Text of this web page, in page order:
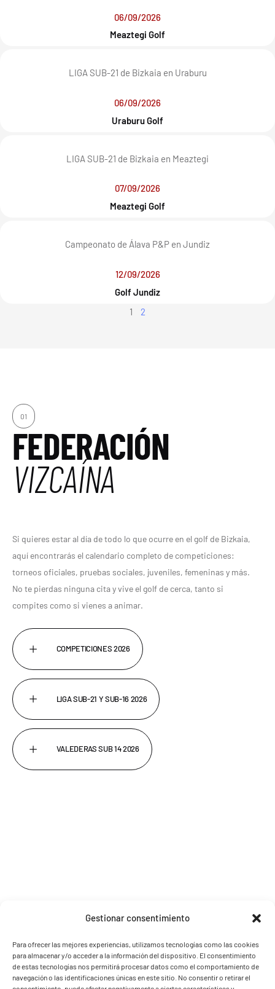
Gestionar consentimiento
Para ofrecer las mejores experiencias, utilizamos tecnologías como las cookies
para almacenar y/o acceder a la información del dispositivo. El consentimiento
de estas tecnologías nos permitirá procesar datos como el comportamiento de
navegación o las identificaciones únicas en este sitio. No consentir o retirar el
06/09/2026
Meaztegi Golf
LIGA SUB-21 de Bizkaia en Uraburu
06/09/2026
Uraburu Golf
LIGA SUB-21 de Bizkaia en Meaztegi
07/09/2026
Meaztegi Golf
Campeonato de Álava P&P en Jundiz
12/09/2026
Golf Jundiz
1
2
01
FEDERACIÓN
VIZCAÍNA
Si quieres estar al día de todo lo que ocurre en el golf de Bizkaia,
aquí encontrarás el calendario completo de competiciones:
torneos oficiales, pruebas sociales, juveniles, femeninas y más.
No te pierdas ninguna cita y vive el golf de cerca, tanto si
compites como si vienes a animar.
COMPETICIONES 2026
LIGA SUB-21 Y SUB-16 2026
VALEDERAS SUB 14 2026